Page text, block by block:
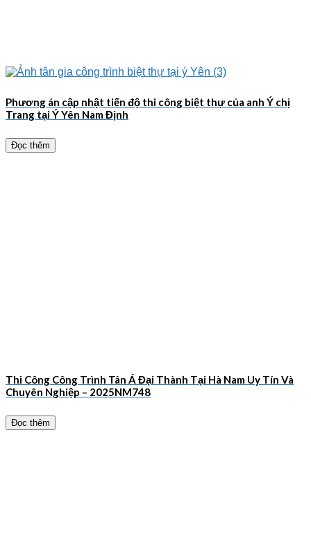
Phương án cập nhật tiến độ thi công biệt thự của anh Ý chị
Trang tại Ý Yên Nam Định
Đọc thêm
Thi Công Công Trình Tân Á Đại Thành Tại Hà Nam Uy Tín Và
Chuyên Nghiệp – 2025NM748
Đọc thêm